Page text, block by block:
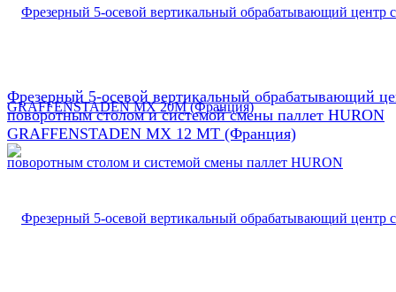
Фрезерный 5-осевой вертикальный обрабатывающий
поворотным столом и системой смены паллет HURON
GRAFFENSTADEN МX 12 МТ (Франция)